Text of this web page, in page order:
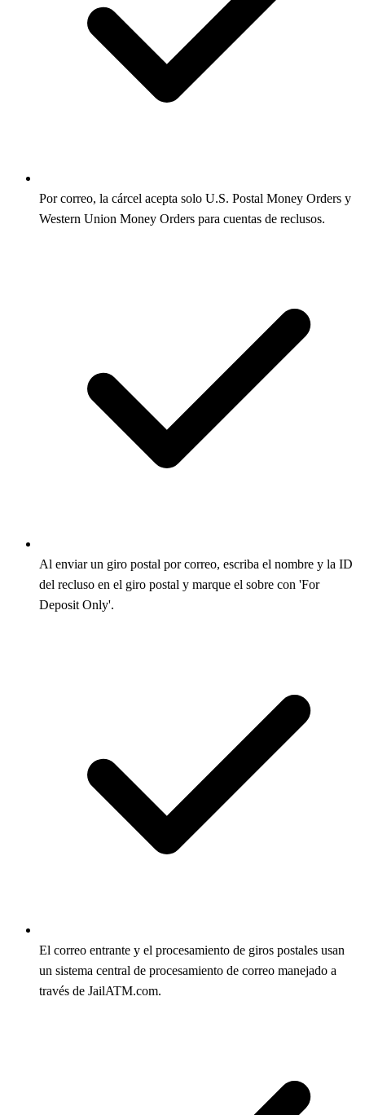
Por correo, la cárcel acepta solo U.S. Postal Money Orders y
Western Union Money Orders para cuentas de reclusos.
Al enviar un giro postal por correo, escriba el nombre y la ID
del recluso en el giro postal y marque el sobre con 'For
Deposit Only'.
El correo entrante y el procesamiento de giros postales usan
un sistema central de procesamiento de correo manejado a
través de JailATM.com.